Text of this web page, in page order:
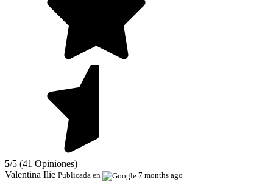
5/5 (41 Opiniones)
Valentina Ilie Publicada en 7 months ago